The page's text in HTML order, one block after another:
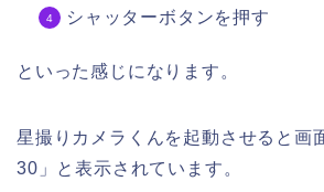
シャッターボタンを押す
といった感じになります。
星撮りカメラくんを起動させると画
30」と表示されています。